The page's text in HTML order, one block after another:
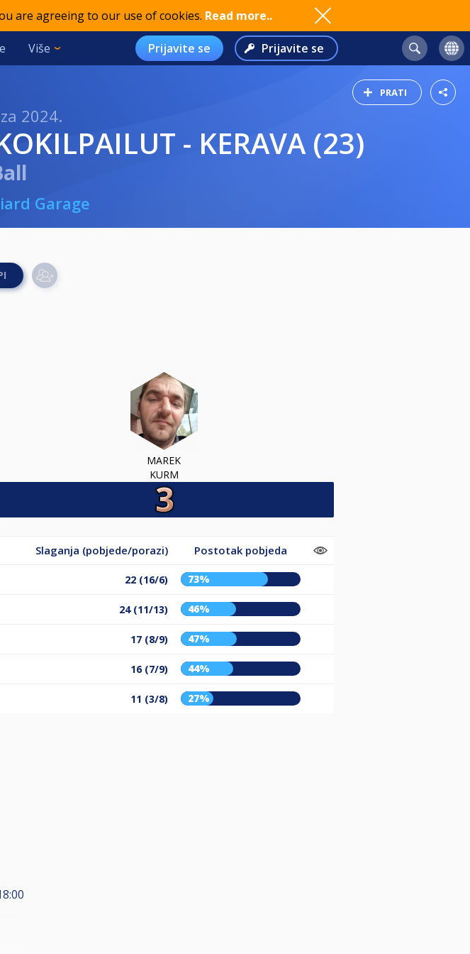
are agreeing to our use of cookies. Read more..
Više Prijavite se Prijavite se
PRATI
2024.
- KERAVA (23)
Garage
MAREK
KURM
Slaganja (pobjede/porazi) Postotak pobjeda
22 (16/6) 73%
24 (11/13) 46%
17 (8/9) 47%
16 (7/9) 44%
11 (3/8) 27%